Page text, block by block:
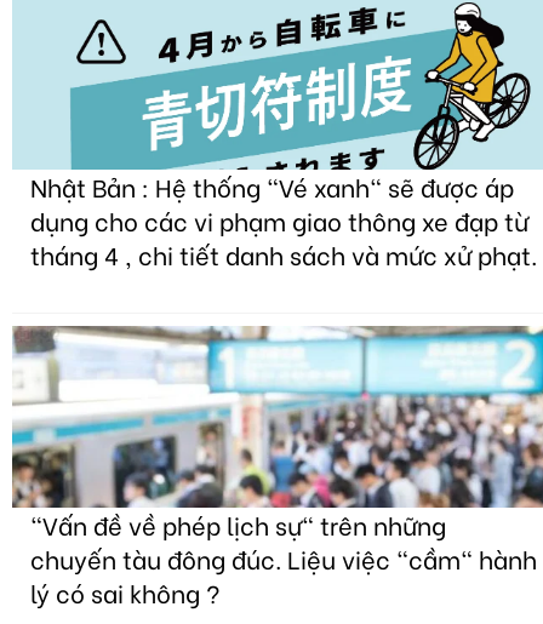
Nhật Bản : Hệ thống "Vé xanh" sẽ được áp
dụng cho các vi phạm giao thông xe đạp từ
tháng 4 , chi tiết danh sách và mức xử phạt.
"Vấn đề về phép lịch sự" trên những
chuyến tàu đông đúc. Liệu việc "cầm" hành
lý có sai không ?